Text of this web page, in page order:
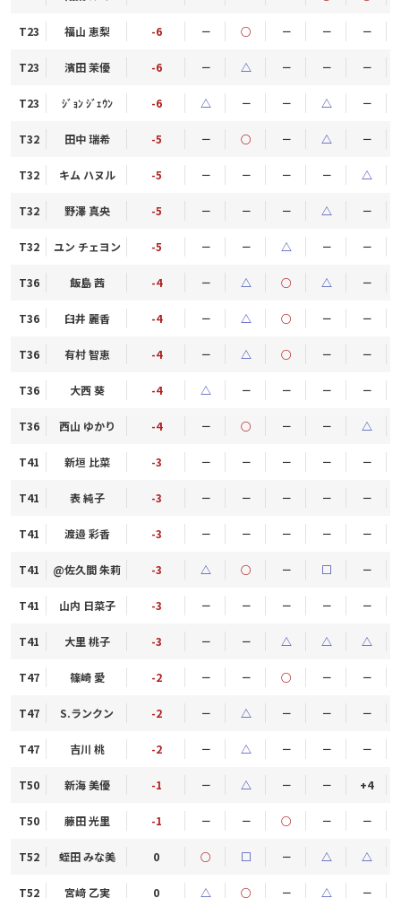
T23 福山 恵梨 -6 － ○ － － －
T23 濱田 茉優 -6 － △ － － －
T23 ｼﾞｮﾝ ｼﾞｪｳﾝ -6 △ － － △ －
T32 田中 瑞希 -5 － ○ － △ －
T32 キム ハヌル -5 － － － － △
T32 野澤 真央 -5 － － － △ －
T32 ユン チェヨン -5 － － △ － －
T36 飯島 茜 -4 － △ ○ △ －
T36 臼井 麗香 -4 － △ ○ － －
T36 有村 智恵 -4 － △ ○ － －
T36 大西 葵 -4 △ － － － －
T36 西山 ゆかり -4 － ○ － － △
T41 新垣 比菜 -3 － － － － －
T41 表 純子 -3 － － － － －
T41 渡邉 彩香 -3 － － － － －
T41 @佐久間 朱莉 -3 △ ○ － □ －
T41 山内 日菜子 -3 － － － － －
T41 大里 桃子 -3 － － △ △ △
T47 篠崎 愛 -2 － － ○ － －
T47 S.ランクン -2 － △ － － －
T47 吉川 桃 -2 － △ － － －
T50 新海 美優 -1 － △ － － +4
T50 藤田 光里 -1 － － ○ － －
T52 蛭田 みな美 0 ○ □ － △ △
T52 宮﨑 乙実 0 △ ○ － △ －